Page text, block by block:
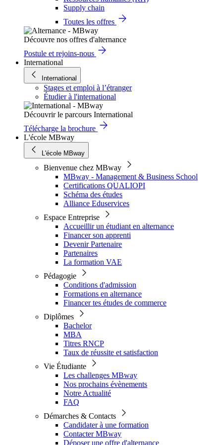
Supply chain
Toutes les offres
Découvre nos offres d'alternance
Postule et rejoins-nous
International
International
Stages et emploi à l’étranger
Étudier à l'international
Découvrir le parcours International
Télécharge la brochure
L'école MBway
L'école MBway
Bienvenue chez MBway
MBway - Management & Business School
Certifications QUALIOPI
Schéma des études
Alliance Eduservices
Espace Entreprise
Accueillir un étudiant en alternance
Financer son apprenti
Devenir Partenaire
Partenaires
La formation VAE
Pédagogie
Conditions d'admission
Formations en alternance
Financer tes études de commerce
Diplômes
Bachelor
MBA
Titres RNCP
Taux de réussite et satisfaction
Vie Étudiante
Les challenges MBway
Nos prochains évènements
Notre Actualité
FAQ
Démarches & Contacts
Candidater à une formation
Contacter MBway
Déposer une offre d'alternance